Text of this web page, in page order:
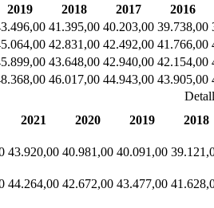
2019 2018 2017 2016
41.395,00 40.203,00 39.738,00
42.831,00 42.492,00 41.766,00
43.648,00 42.940,00 42.154,00
46.017,00 44.943,00 43.905,00
2021 2020 2019 2018
43.920,00 40.981,00 40.091,00
44.264,00 42.672,00 43.477,00